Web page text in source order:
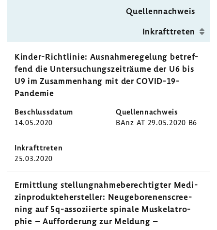
Quel­len­nach­weis
Inkraft­treten
Kinder-​Richtlinie: Ausnah­me­re­ge­lung betref­
fend die Unter­su­chungs­zeit­räume der U6 bis
U9 im Zusam­men­hang mit der COVID-​19-
Pandemie
14.05.2020 BAnz AT 29.05.2020 B6
25.03.2020
Ermitt­lung stel­lung­nah­me­be­rech­tigter Medi­
zin­pro­dukte­her­steller: Neuge­bo­re­nen­scree­
ning auf 5q-​assoziierte spinale Muskela­tro­
phie – Auffor­de­rung zur Meldung –